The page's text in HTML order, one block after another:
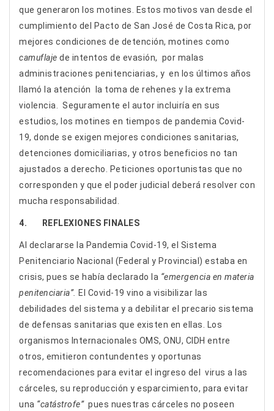
que generaron los motines. Estos motivos van desde el
cumplimiento del Pacto de San José de Costa Rica, por
mejores condiciones de detención, motines como
camuflaje de intentos de evasión, por malas
administraciones penitenciarias, y en los últimos años
llamó la atención la toma de rehenes y la extrema
violencia. Seguramente el autor incluiría en sus
estudios, los motines en tiempos de pandemia Covid-
19, donde se exigen mejores condiciones sanitarias,
detenciones domiciliarias, y otros beneficios no tan
ajustados a derecho. Peticiones oportunistas que no
corresponden y que el poder judicial deberá resolver con
mucha responsabilidad.
4. REFLEXIONES FINALES
Al declararse la Pandemia Covid-19, el Sistema
Penitenciario Nacional (Federal y Provincial) estaba en
crisis, pues se había declarado la “emergencia en materia
penitenciaria”. El Covid-19 vino a visibilizar las
debilidades del sistema y a debilitar el precario sistema
de defensas sanitarias que existen en ellas. Los
organismos Internacionales OMS, ONU, CIDH entre
otros, emitieron contundentes y oportunas
recomendaciones para evitar el ingreso del virus a las
cárceles, su reproducción y esparcimiento, para evitar
una “catástrofe” pues nuestras cárceles no poseen